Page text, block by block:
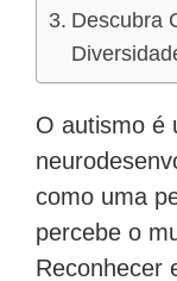
Descubra
O autismo é
como uma
percebe o
Reconhecer